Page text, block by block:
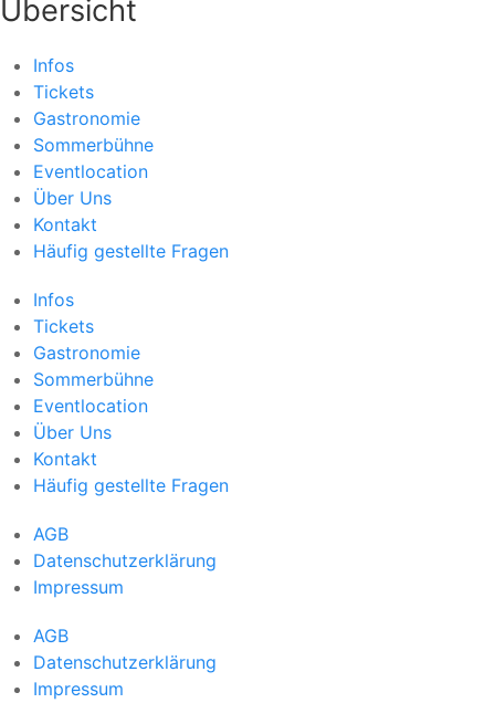
Übersicht
Infos
Tickets
Gastronomie
Sommerbühne
Eventlocation
Über Uns
Kontakt
Häufig gestellte Fragen
Infos
Tickets
Gastronomie
Sommerbühne
Eventlocation
Über Uns
Kontakt
Häufig gestellte Fragen
AGB
Datenschutzerklärung
Impressum
AGB
Datenschutzerklärung
Impressum